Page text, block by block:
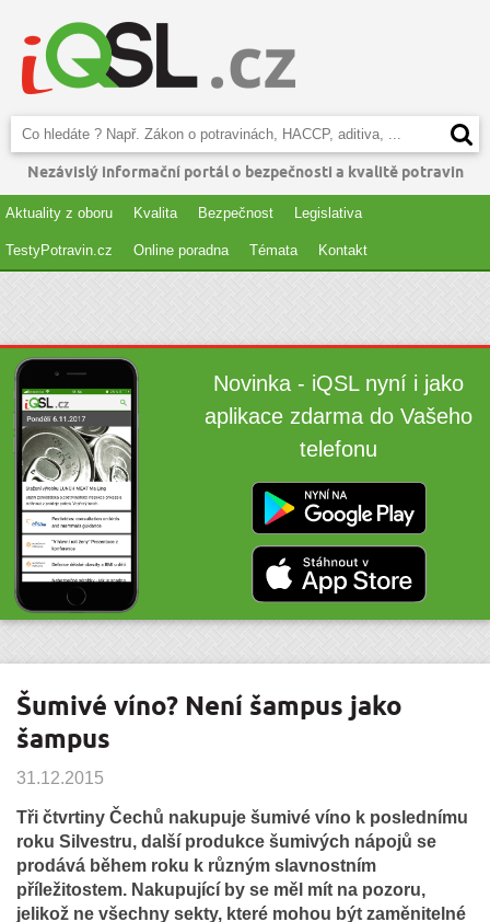
Nezávislý informační portál o bezpečnosti a kvalitě potravin
Aktuality z oboru Kvalita Bezpečnost Legislativa
TestyPotravin.cz Online poradna Témata Kontakt
Novinka - iQSL nyní i jako
aplikace zdarma do Vašeho
telefonu
Šumivé víno? Není šampus jako
šampus
31.12.2015
Tři čtvrtiny Čechů nakupuje šumivé víno k poslednímu
roku Silvestru, další produkce šumivých nápojů se
prodává během roku k různým slavnostním
příležitostem. Nakupující by se měl mít na pozoru,
jelikož ne všechny sekty, které mohou být zaměnitelné